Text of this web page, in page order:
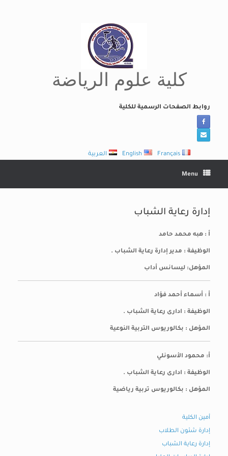
كلية علوم الرياضة
روابط الصفحات الرسمية للكلية
العربية English Français
Menu
إدارة رعاية الشباب
أ : هبه محمد حامد
الوظيفة : مدير إدارة رعاية الشباب .
المؤهل: ليسانس أداب
أ : أسماء أحمد فؤاد
الوظيفة : ادارى رعاية الشباب .
المؤهل : بكالوريوس التربية النوعية
أ: محمود الأسونلي
الوظيفة : ادارى رعاية الشباب .
المؤهل : بكالوريوس تربية رياضية
أمين الكلية
إدارة شئون الطلاب
إدارة رعاية الشباب